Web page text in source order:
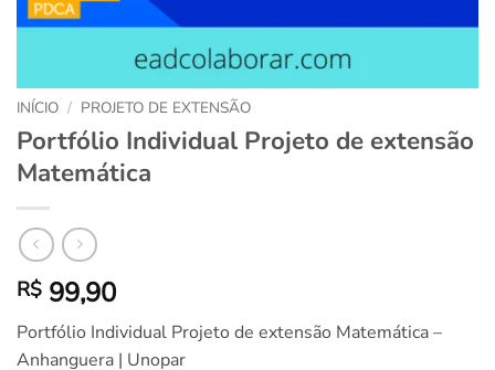
INÍCIO / PROJETO DE EXTENSÃO
Portfólio Individual Projeto de extensão
Matemática
R$ 99,90
Portfólio Individual Projeto de extensão Matemática –
Anhanguera | Unopar